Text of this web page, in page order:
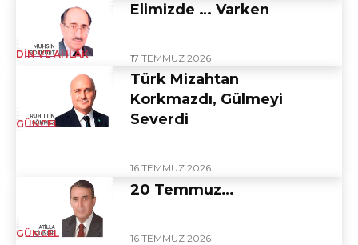
DIN VE AHLÂK
Elimizde … Varken
17 TEMMUZ 2026
GÜNCEL
Türk Mizahtan
Korkmazdı, Gülmeyi
Severdi
16 TEMMUZ 2026
GÜNCEL
20 Temmuz…
16 TEMMUZ 2026